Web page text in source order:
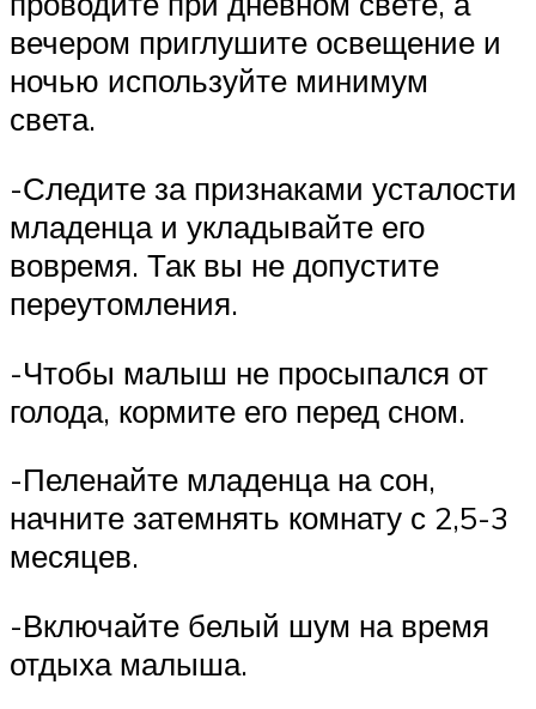
вечером приглушите освещение и
ночью используйте минимум
света.
-Следите за признаками усталости
младенца и укладывайте его
вовремя. Так вы не допустите
переутомления.
-Чтобы малыш не просыпался от
голода, кормите его перед сном.
-Пеленайте младенца на сон,
начните затемнять комнату с 2,5-3
месяцев.
-Включайте белый шум на время
отдыха малыша.